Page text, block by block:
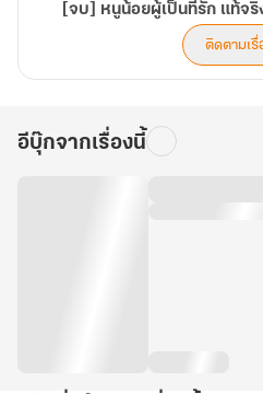
[จบ] หนูน้อยผู้เป็นที่รัก แท้จ
ติดตามเรื่
อีบุ๊กจากเรื่องนี้